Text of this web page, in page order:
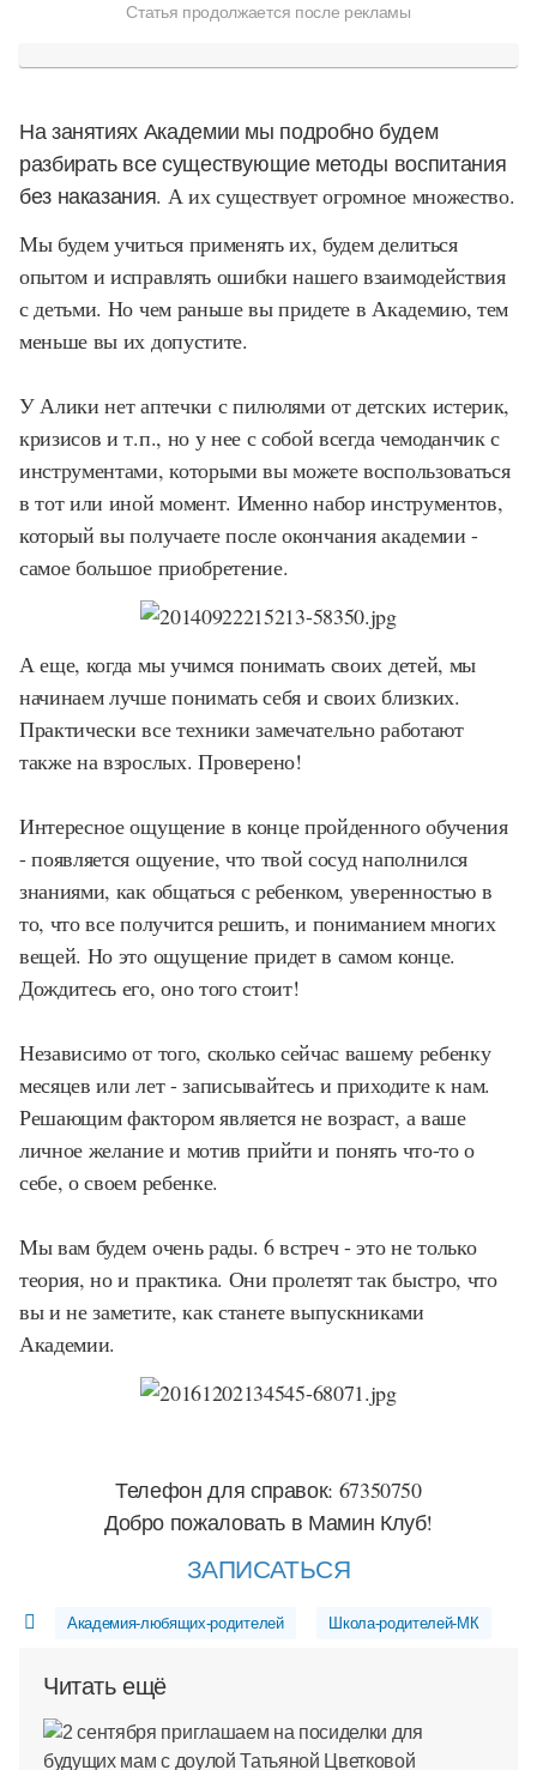
Статья продолжается после рекламы
На занятиях Академии мы подробно будем
разбирать все существующие методы воспитания
без наказания. А их существует огромное множество.
Мы будем учиться применять их, будем делиться
опытом и исправлять ошибки нашего взаимодействия
с детьми. Но чем раньше вы придете в Академию, тем
меньше вы их допустите.
У Алики нет аптечки с пилюлями от детских истерик,
кризисов и т.п., но у нее с собой всегда чемоданчик с
инструментами, которыми вы можете воспользоваться
в тот или иной момент. Именно набор инструментов,
который вы получаете после окончания академии -
самое большое приобретение.
А еще, когда мы учимся понимать своих детей, мы
начинаем лучше понимать себя и своих близких.
Практически все техники замечательно работают
также на взрослых. Проверено!
Интересное ощущение в конце пройденного обучения
- появляется ощуение, что твой сосуд наполнился
знаниями, как общаться с ребенком, уверенностью в
то, что все получится решить, и пониманием многих
вещей. Но это ощущение придет в самом конце.
Дождитесь его, оно того стоит!
Независимо от того, сколько сейчас вашему ребенку
месяцев или лет - записывайтесь и приходите к нам.
Решающим фактором является не возраст, а ваше
личное желание и мотив прийти и понять что-то о
себе, о своем ребенке.
Мы вам будем очень рады. 6 встреч - это не только
теория, но и практика. Они пролетят так быстро, что
вы и не заметите, как станете выпускниками
Академии.
Телефон для справок: 67350750
Добро пожаловать в Мамин Клуб!
ЗАПИСАТЬСЯ
Академия-любящих-родителей Школа-родителей-МК
Читать ещё